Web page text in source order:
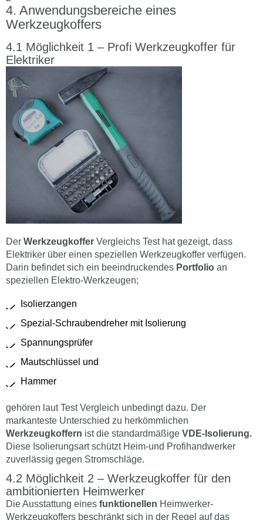
Anwendungsbereiche eines
Werkzeugkoffers
Möglichkeit 1 – Profi Werkzeugkoffer für
Elektriker
Der Werkzeugkoffer Vergleichs Test hat gezeigt, dass
Elektriker über einen speziellen Werkzeugkoffer verfügen.
Darin befindet sich ein beeindruckendes Portfolio an
speziellen Elektro-Werkzeugen;
Isolierzangen
Spezial-Schraubendreher mit Isolierung
Spannungsprüfer
Mautschlüssel und
Hammer
gehören laut Test Vergleich unbedingt dazu. Der
markanteste Unterschied zu herkömmlichen
Werkzeugkoffern ist die standardmäßige VDE-Isolierung.
Diese Isolierungsart schützt Heim-und Profihandwerker
zuverlässig gegen Stromschläge.
Möglichkeit 2 – Werkzeugkoffer für den
ambitionierten Heimwerker
Die Ausstattung eines funktionellen Heimwerker-
Werkzeugkoffers beschränkt sich in der Regel auf das